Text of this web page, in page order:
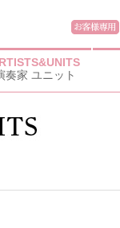
奏家 ユニット